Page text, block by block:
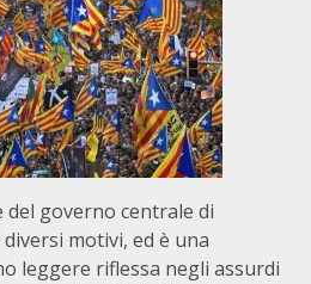
del governo centrale di
motivi, ed è una
leggere riflessa negli assurdi